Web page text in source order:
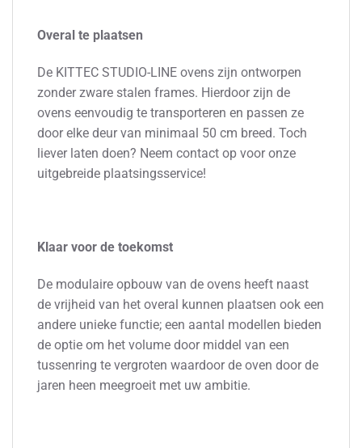
Overal te plaatsen
De KITTEC STUDIO-LINE ovens zijn ontworpen
zonder zware stalen frames. Hierdoor zijn de
ovens eenvoudig te transporteren en passen ze
door elke deur van minimaal 50 cm breed. Toch
liever laten doen? Neem contact op voor onze
uitgebreide plaatsingsservice!
Klaar voor de toekomst
De modulaire opbouw van de ovens heeft naast
de vrijheid van het overal kunnen plaatsen ook een
andere unieke functie; een aantal modellen bieden
de optie om het volume door middel van een
tussenring te vergroten waardoor de oven door de
jaren heen meegroeit met uw ambitie.